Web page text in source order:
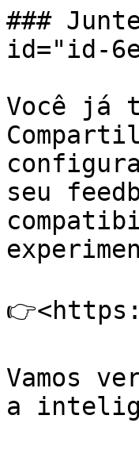
###
id="id-
Você já
seu
Vamos
a